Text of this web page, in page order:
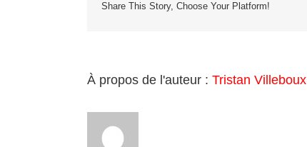
Share This Story, Choose Your Platform!
À propos de l'auteur : Tristan Villeboux